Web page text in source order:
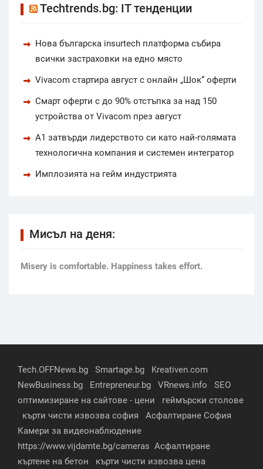
Techtrends.bg: IT тенденции
Нова българска insurtech платформа събира
всички застраховки на едно място
Vivacom стартира август с онлайн „Шок“ оферти
Смарт оферти с до 90% отстъпка за над 150
устройства от Vivacom през август
А1 затвърди лидерството си като най-голямата
технологична компания и системен интегратор
Имплозията на гейм индустрията
Мисъл на деня:
Мisery is comfortable. Happiness takes effort.
Tech.OFFNews.bg Smartage.bg
Kreativen.com
NewBusiness.bg
Entrepreneur.bg VRnews.info
SEO
оптимизиране на сайтове - цени
геймърски столове
кърти чисти извозва софия
Асфалтиране София
Камери за видеонаблюдение
https://www.vijdamte.bg/cameras Асфалтиране
къртене на бетон
кърти чисти извозва цена